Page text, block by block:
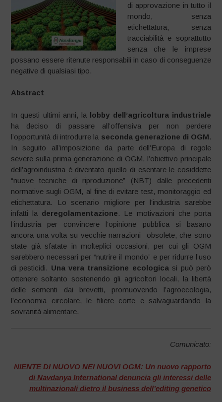
di approvazione in tutto il
mondo, senza
etichettatura, senza
tracciabilità e soprattutto
senza che le imprese
possano essere ritenute responsabili in caso di conseguenze
negative di qualsiasi tipo.
Abstract
In questi ultimi anni, la lobby dell’agricoltura industriale
ha deciso di passare all’offensiva per non perdere
l’opportunità di introdurre la seconda generazione di OGM.
In seguito all’imposizione da parte dell’Europa di regole
severe sulla prima generazione di OGM, l’obiettivo principale
dell’agroindustria è diventato quello di esentare le cosiddette
“nuove tecniche di riproduzione” (NBT) dalle precedenti
normative sugli OGM, al fine di evitare test, monitoraggio ed
etichettatura. Lo scenario migliore per l’industria sarebbe
infatti la deregolamentazione. Le motivazioni che porta
l’industria per convincere l’opinione pubblica si basano
ancora una volta su vecchie narrazioni obsolete, che sono
state già sfatate in molteplici occasioni, per cui gli OGM
sarebbero necessari per “nutrire il mondo” e per ridurre l’uso
di pesticidi. Una vera transizione ecologicasi può però
ottenere soltanto sostenendo gli agricoltori locali, la libertà
delle sementi dai brevetti, promuovendo l’agroecologia,
l’economia circolare, le filiere corte e salvaguardando la
sovranità alimentare.
Comunicato:
NIENTE DI NUOVO NEI NUOVI OGM: Un nuovo rapporto
di Navdanya International denuncia gli interessi delle
multinazionali dietro il business dell’editing genetico